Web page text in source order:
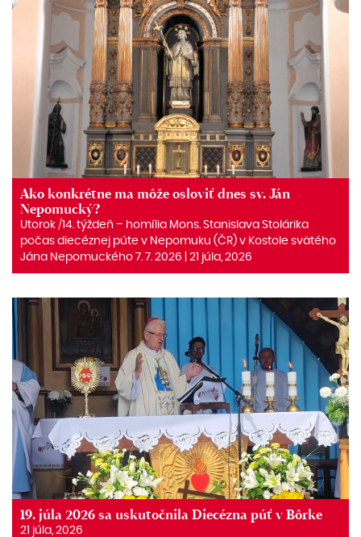
Ako konkrétne ma môže osloviť dnes sv. Ján
Nepomucký?
Utorok /14. týždeň – homília Mons. Stanislava Stolárika
počas diecéznej púte v Nepomuku (ČR) v Kostole svätého
Jána Nepomuckého 7. 7. 2026 | 21 júla, 2026
19. júla 2026 sa uskutočnila Diecézna púť v Bôrke
21 júla, 2026